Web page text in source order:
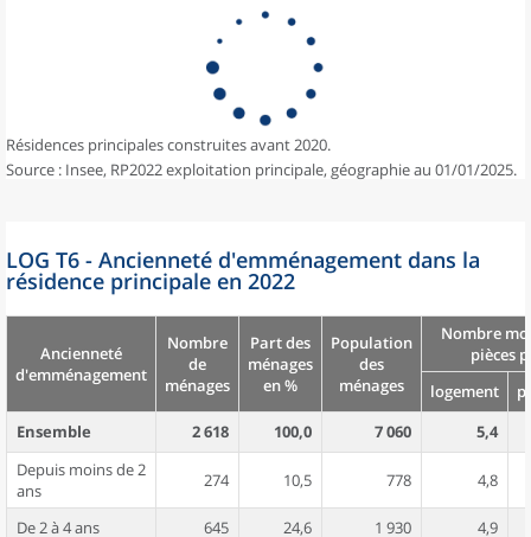
Résidences principales construites avant 2020.
Source : Insee, RP2022 exploitation principale, géographie au 01/01/2025.
LOG T6 - Ancienneté d'emménagement dans la
résidence principale en 2022
Ancienneté
d'emménagement
Nombre
de
ménages
Part des
ménages
en %
Population
des
ménages
Nombre
pièces
logement
Ensemble
2 618 100,0 7 060
5,4
Depuis moins de 2
ans
274 10,5 778 4,8
De 2 à 4 ans 645 24,6 1 930
4,9